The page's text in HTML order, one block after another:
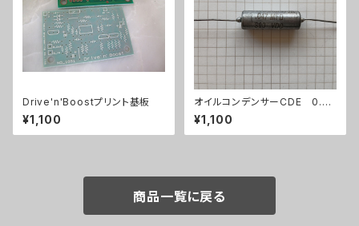
Drive'n'Boostプリント基板
¥1,100
オイルコンデンサーCDE 0.04
7uF【在庫限り】
¥1,100
商品一覧に戻る